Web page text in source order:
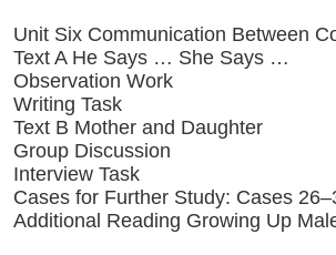
Unit Six Communication Between
Text A He Says … She Says …
Observation Work
Writing Task
Text B Mother and Daughter
Group Discussion
Interview Task
Cases for Further Study: Cases
Additional Reading Growing Up